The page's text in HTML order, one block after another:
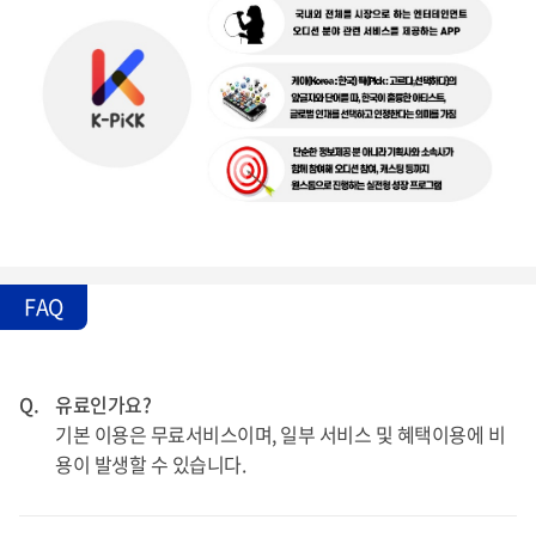
FAQ
Q. 유료인가요?
기본 이용은 무료서비스이며, 일부 서비스 및 혜택이용에 비
용이 발생할 수 있습니다.